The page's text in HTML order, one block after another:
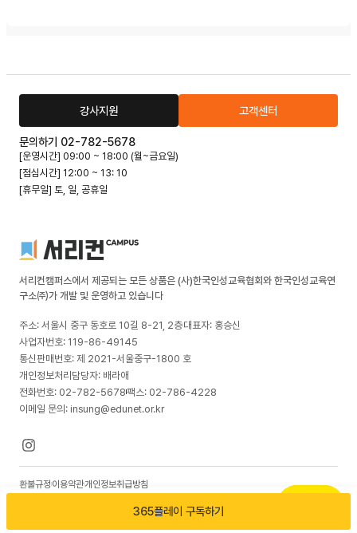
365플레이 구독하기
강사지원 고객센터
문의하기 02-782-5678
[운영시간] 09:00 ~ 18:00 (월~금요일)
[점심시간] 12:00 ~ 13: 10
[휴무일] 토, 일, 공휴일
서리컨캠퍼스에서 제공되는 모든 상품은 (사)한국인성교육협회와 한국인성교육연
구소㈜가 개발 및 운영하고 있습니다
주소: 서울시 중구 동호로 10길 8-21, 2층대표자: 홍승신
사업자번호: 119-86-49145
통신판매번호: 제 2021-서울중구-1800 호
개인정보처리담당자: 배라애
전화번호: 02-782-5678팩스: 02-786-4228
이메일 문의: insung@edunet.or.kr
© 2026 한국인성교육연구소(주). All rights reserved
환불규정 이용약관개인정보취급방침